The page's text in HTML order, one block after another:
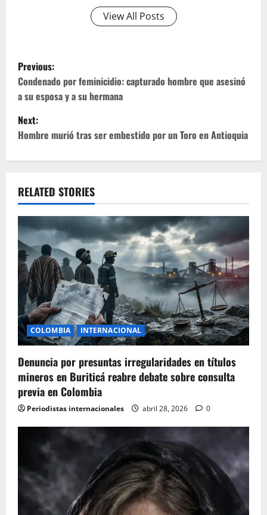
View All Posts
P
o
s
t
n
a
v
i
g
a
t
i
o
n
Previous:
Condenado por feminicidio: capturado hombre que asesinó
a su esposa y a su hermana
Next:
Hombre murió tras ser embestido por un Toro en Antioquia
RELATED STORIES
COLOMBIA INTERNACIONAL
Denuncia por presuntas irregularidades en títulos
mineros en Buriticá reabre debate sobre consulta
previa en Colombia
Periodistas internacionales abril 28, 2026 0